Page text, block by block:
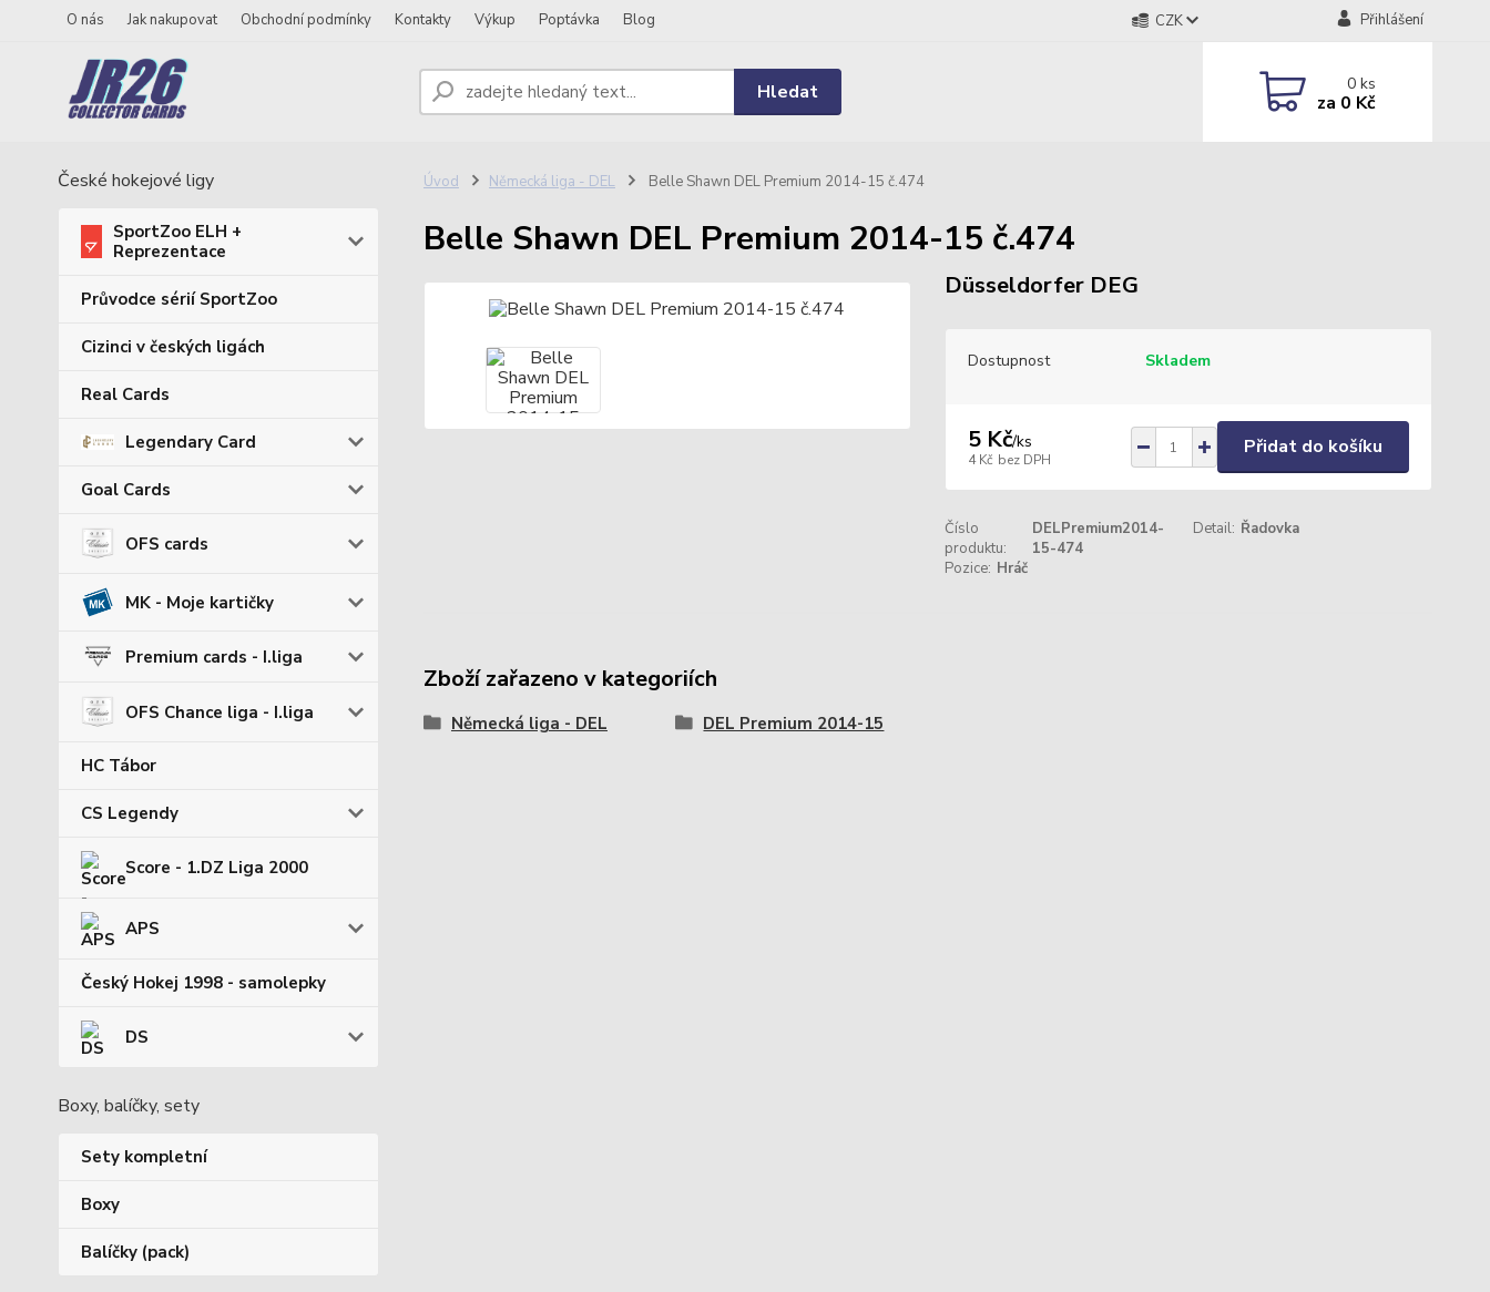
O nás Jak nakupovat Obchodní podmínky Kontakty Výkup Poptávka Blog CZK Přihlášení
Hledat 0ks
za 0 Kč
České hokejové ligy
SportZoo ELH +
Reprezentace
Průvodce sérií SportZoo
Cizinci v českých ligách
Real Cards
Legendary Card
Goal Cards
OFS cards
MK - Moje kartičky
Premium cards - I.liga
OFS Chance liga - I.liga
HC Tábor
CS Legendy
Score - 1.DZ Liga 2000
APS
Český Hokej 1998 - samolepky
DS
Boxy, balíčky, sety
Sety kompletní
Boxy
Balíčky (pack)
Úvod Německá liga - DEL Belle Shawn DEL Premium 2014-15 č.474
Belle Shawn DEL Premium 2014-15 č.474
Düsseldorfer DEG
Dostupnost Skladem
5 Kč/ks
4 Kč bez DPH
Přidat do košíku
Číslo
produktu:
DELPremium2014-
15-474
Detail: Řadovka
Pozice: Hráč
Zboží zařazeno v kategoriích
Německá liga - DEL DEL Premium 2014-15